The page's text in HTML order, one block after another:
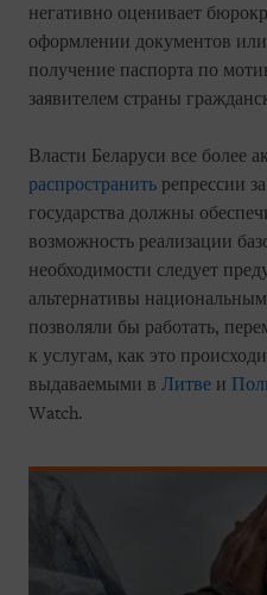
негативно оценивает
оформлении документов
получение паспорта по
заявителем страны
Власти Беларуси все более
распространить репрессии
государства должны
возможность реализации
необходимости следует
альтернативы
позволяли бы работать,
к услугам, как это
выдаваемыми в Литве и
Watch.